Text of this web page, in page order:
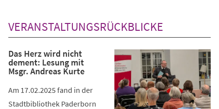
VERANSTALTUNGSRÜCKBLICKE
Das Herz wird nicht
dement: Lesung mit
Msgr. Andreas Kurte
Am 17.02.2025 fand in der
Stadtbibliothek Paderborn